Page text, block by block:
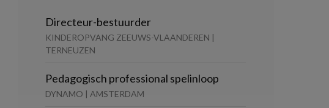
Directeur-bestuurder
KINDEROPVANG ZEEUWS-VLAANDEREN |
TERNEUZEN
Pedagogisch professional spelinloop
DYNAMO | AMSTERDAM